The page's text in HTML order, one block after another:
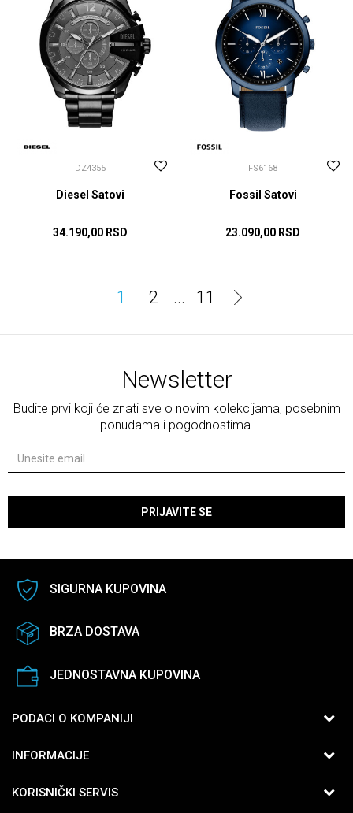
DZ4355
Diesel Satovi
34.190,00 RSD
FS6168
Fossil Satovi
23.090,00 RSD
1 2 ... 11
Newsletter
Budite prvi koji će znati sve o novim kolekcijama, posebnim
ponudama i pogodnostima.
PRIJAVITE SE
SIGURNA KUPOVINA
BRZA DOSTAVA
JEDNOSTAVNA KUPOVINA
PODACI O KOMPANIJI
Kralja Vukašina 911040 Beograd, Srbija
Telefon:065-2762761
INFORMACIJE
KORISNIČKI SERVIS